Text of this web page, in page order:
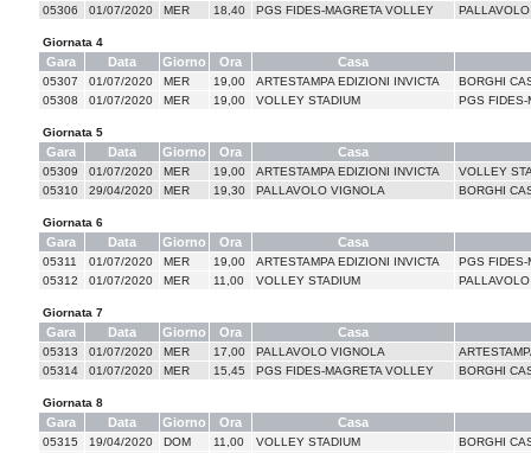
05306
01/07/2020 MER 18,40 PGS FIDES-MAGRETA VOLLEY
Giornata 4
Gara Data Giorno Ora Casa
05307 01/07/2020 MER 19,00 ARTESTAMPA EDIZIONI INVICTA
BORGHI
05308
01/07/2020 MER 19,00 VOLLEY STADIUM PGS FIDES-
Giornata 5
Gara Data Giorno Ora Casa
05309 01/07/2020 MER 19,00 ARTESTAMPA EDIZIONI INVICTA
VOLLEY
05310
29/04/2020 MER 19,30 PALLAVOLO VIGNOLA BORGHI
Giornata 6
Gara Data Giorno Ora Casa
05311 01/07/2020 MER 19,00 ARTESTAMPA EDIZIONI INVICTA
PGS FIDES-
05312
01/07/2020 MER 11,00 VOLLEY STADIUM
Giornata 7
Gara Data Giorno Ora Casa
05313 01/07/2020 MER 17,00 PALLAVOLO VIGNOLA
05314
01/07/2020 MER 15,45 PGS FIDES-MAGRETA VOLLEY BORGHI
Giornata 8
Gara Data Giorno Ora Casa
05315 19/04/2020 DOM 11,00 VOLLEY STADIUM
BORGHI